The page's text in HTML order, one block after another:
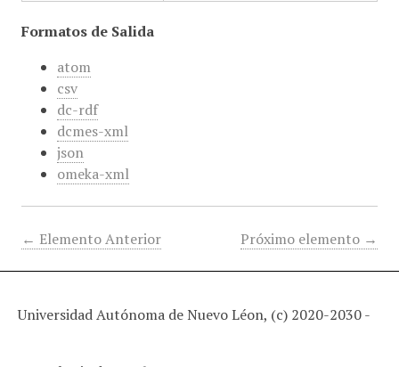
Formatos de Salida
atom
csv
dc-rdf
dcmes-xml
json
omeka-xml
← Elemento Anterior Próximo elemento →
Universidad Autónoma de Nuevo Léon, (c) 2020-2030 -